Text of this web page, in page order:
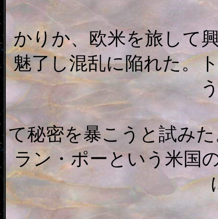
かりか、欧米を旅して
魅了し混乱に陥れた。
て秘密を暴こうと試み
ラン・ポーという米国